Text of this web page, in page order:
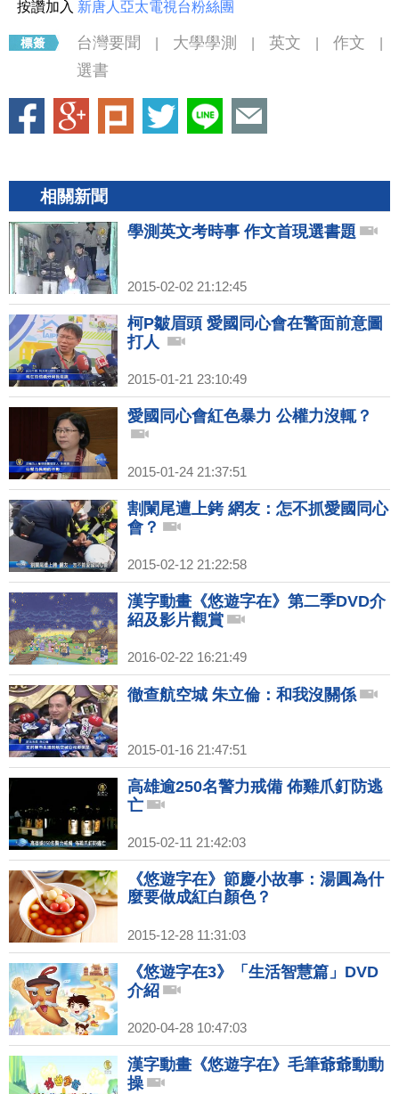
按讚加入 新唐人亞太電視台粉絲團
台灣要聞 大學學測 英文 作文
選書
相關新聞
學測英文考時事 作文首現選書題
2015-02-02 21:12:45
柯P皺眉頭 愛國同心會在警面前意圖
打人
2015-01-21 23:10:49
愛國同心會紅色暴力 公權力沒輒？
2015-01-24 21:37:51
割闌尾遭上銬 網友：怎不抓愛國同心
會？
2015-02-12 21:22:58
漢字動畫《悠遊字在》第二季DVD介
紹及影片觀賞
2016-02-22 16:21:49
徹查航空城 朱立倫：和我沒關係
2015-01-16 21:47:51
高雄逾250名警力戒備 佈雞爪釘防逃
亡
2015-02-11 21:42:03
《悠遊字在》節慶小故事：湯圓為什
麼要做成紅白顏色？
2015-12-28 11:31:03
《悠遊字在3》「生活智慧篇」DVD
介紹
2020-04-28 10:47:03
漢字動畫《悠遊字在》毛筆爺爺動動
操